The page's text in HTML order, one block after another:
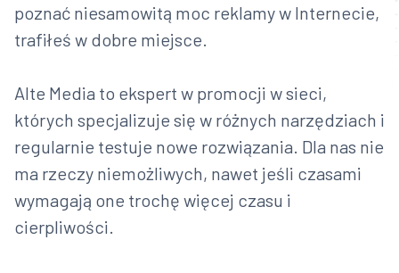
poznać niesamowitą moc reklamy w Internecie,
trafiłeś w dobre miejsce.
Alte Media to ekspert w promocji w sieci,
których specjalizuje się w różnych narzędziach i
regularnie testuje nowe rozwiązania. Dla nas nie
ma rzeczy niemożliwych, nawet jeśli czasami
wymagają one trochę więcej czasu i
cierpliwości.